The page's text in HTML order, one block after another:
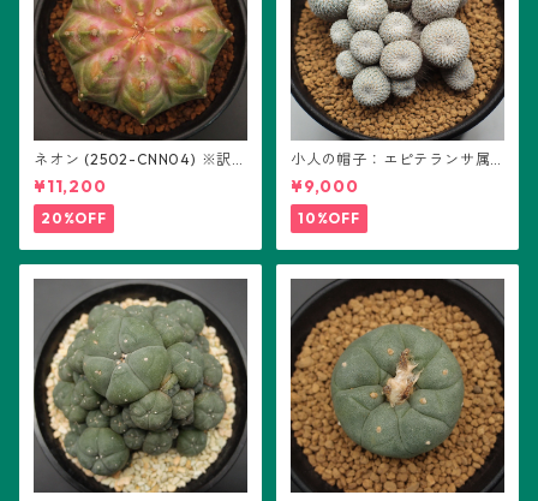
ネオン (2502-CNN04) ※訳あ
り：ギムノカリキウム属 ※実
生
¥11,200
20%OFF
小人の帽子：エピテランサ属
(B01)
¥9,000
10%OFF